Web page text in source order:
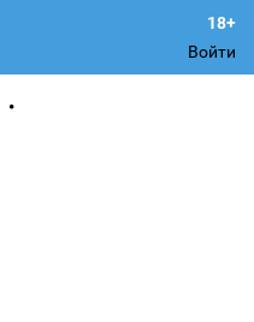
Войти